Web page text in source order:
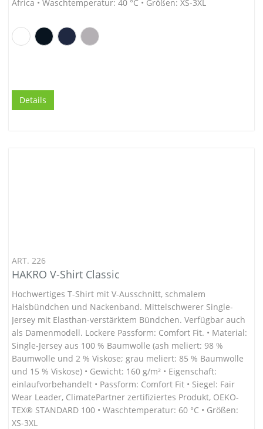
Africa • Waschtemperatur: 40 °C • Größen: XS-3XL
Details
ART. 226
HAKRO V-Shirt Classic
Hochwertiges T-Shirt mit V-Ausschnitt, schmalem
Halsbündchen und Nackenband. Mittelschwerer Single-
Jersey mit Elasthan-verstärktem Bündchen. Verfügbar auch
als Damenmodell. Lockere Passform: Comfort Fit. • Material:
Single-Jersey aus 100 % Baumwolle (ash meliert: 98 %
Baumwolle und 2 % Viskose; grau meliert: 85 % Baumwolle
und 15 % Viskose) • Gewicht: 160 g/m² • Eigenschaft:
einlaufvorbehandelt • Passform: Comfort Fit • Siegel: Fair
Wear Leader, ClimatePartner zertifiziertes Produkt, OEKO-
TEX® STANDARD 100 • Waschtemperatur: 60 °C • Größen:
XS-3XL